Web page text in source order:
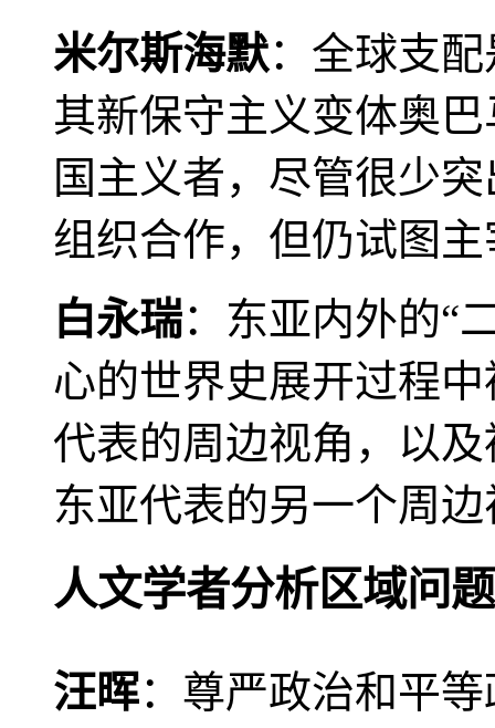
米尔斯海默：全球支
其新保守主义变体奥
国主义者，尽管很少
组织合作，但仍试图
白永瑞：东亚内外的“
心的世界史展开过程
代表的周边视角，以
东亚代表的另一个周
人文学者分析区域问题
汪晖：尊严政治和平